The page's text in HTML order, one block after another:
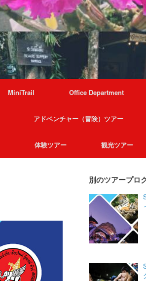
MiniTrail Office Department
アドベンチャー（冒険）ツアー
体験ツアー 観光ツアー
別のツアープロ